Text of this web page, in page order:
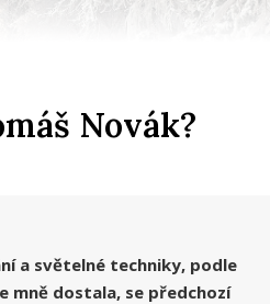
Novák?
a světelné techniky, podle
mně dostala, se předchozí